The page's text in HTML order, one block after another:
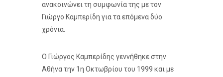
ανακοινώνει τη συμφωνία της με τον
Γιώργο Καμπερίδη για τα επόμενα δύο
χρόνια.
Ο Γιώργος Καμπερίδης γεννήθηκε στην
Αθήνα την 1η Οκτωβρίου του 1999 και με